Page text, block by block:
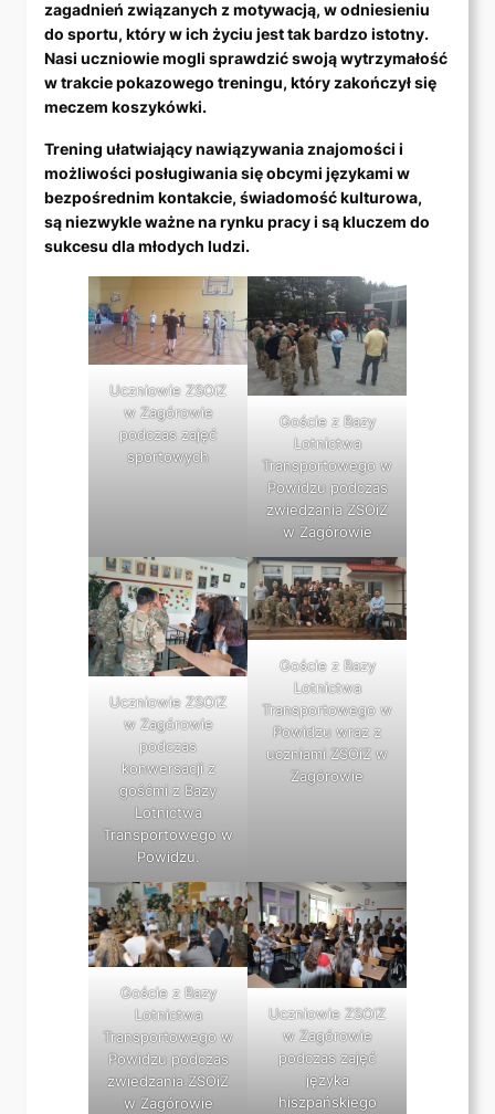
zagadnień związanych z motywacją, w odniesieniu
do sportu, który w ich życiu jest tak bardzo istotny.
Nasi uczniowie mogli sprawdzić swoją wytrzymałość
w trakcie pokazowego treningu, który zakończył się
meczem koszykówki.
Trening ułatwiający nawiązywania znajomości i
możliwości posługiwania się obcymi językami w
bezpośrednim kontakcie, świadomość kulturowa,
są niezwykle ważne na rynku pracy i są kluczem do
sukcesu dla młodych ludzi.
Uczniowie ZSOiZ
w Zagórowie
podczas zajęć
sportowych
Goście z Bazy
Lotnictwa
Transportowego w
Powidzu podczas
zwiedzania ZSOiZ
w Zagórowie
Uczniowie ZSOiZ
w Zagórowie
podczas
konwersacji z
gośćmi z Bazy
Lotnictwa
Transportowego w
Powidzu.
Goście z Bazy
Lotnictwa
Transportowego w
Powidzu wraz z
uczniami ZSOiZ w
Zagórowie
Goście z Bazy
Lotnictwa
Transportowego w
Powidzu podczas
zwiedzania ZSOiZ
w Zagórowie
Uczniowie ZSOiZ
w Zagórowie
podczas zajęć
języka
hiszpańskiego